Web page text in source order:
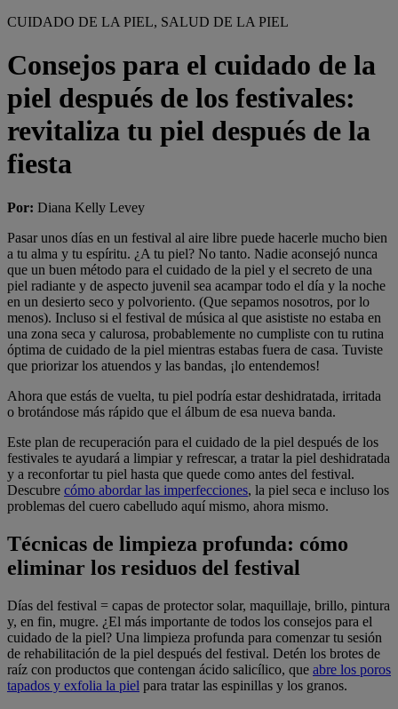
CUIDADO DE LA PIEL, SALUD DE LA PIEL
Consejos para el cuidado de la
piel después de los festivales:
revitaliza tu piel después de la
fiesta
Por: Diana Kelly Levey
Pasar unos días en un festival al aire libre puede hacerle mucho bien
a tu alma y tu espíritu. ¿A tu piel? No tanto. Nadie aconsejó nunca
que un buen método para el cuidado de la piel y el secreto de una
piel radiante y de aspecto juvenil sea acampar todo el día y la noche
en un desierto seco y polvoriento. (Que sepamos nosotros, por lo
menos). Incluso si el festival de música al que asististe no estaba en
una zona seca y calurosa, probablemente no cumpliste con tu rutina
óptima de cuidado de la piel mientras estabas fuera de casa. Tuviste
que priorizar los atuendos y las bandas, ¡lo entendemos!
Ahora que estás de vuelta, tu piel podría estar deshidratada, irritada
o brotándose más rápido que el álbum de esa nueva banda.
Este plan de recuperación para el cuidado de la piel después de los
festivales te ayudará a limpiar y refrescar, a tratar la piel deshidratada
y a reconfortar tu piel hasta que quede como antes del festival.
Descubre cómo abordar las imperfecciones, la piel seca e incluso los
problemas del cuero cabelludo aquí mismo, ahora mismo.
Técnicas de limpieza profunda: cómo
eliminar los residuos del festival
Días del festival = capas de protector solar, maquillaje, brillo, pintura
y, en fin, mugre. ¿El más importante de todos los consejos para el
cuidado de la piel? Una limpieza profunda para comenzar tu sesión
de rehabilitación de la piel después del festival. Detén los brotes de
raíz con productos que contengan ácido salicílico, que abre los poros
tapados y exfolia la piel para tratar las espinillas y los granos.